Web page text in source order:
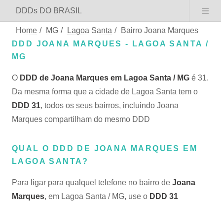
DDDs DO BRASIL
Home / MG / Lagoa Santa /
Bairro Joana Marques
DDD JOANA MARQUES - LAGOA SANTA /
MG
O DDD de Joana Marques em Lagoa Santa / MG é 31.
Da mesma forma que a cidade de Lagoa Santa tem o
DDD 31, todos os seus bairros, incluindo Joana
Marques compartilham do mesmo DDD
QUAL O DDD DE JOANA MARQUES EM
LAGOA SANTA?
Para ligar para qualquel telefone no bairro de Joana
Marques, em Lagoa Santa / MG, use o DDD 31